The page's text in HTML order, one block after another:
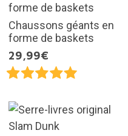
Chaussons géants en
forme de baskets
29,99€